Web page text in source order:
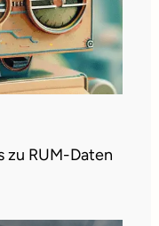
zu RUM-Daten